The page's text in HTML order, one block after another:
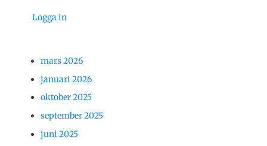
Logga in
mars 2026
januari 2026
oktober 2025
september 2025
juni 2025